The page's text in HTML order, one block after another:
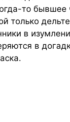
то
только
в
в